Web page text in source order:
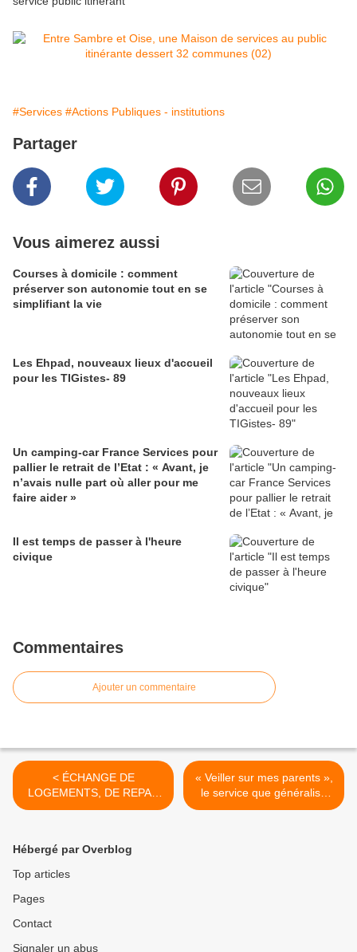
#Services #Actions Publiques - institutions
Partager
Vous aimerez aussi
Courses à domicile : comment
préserver son autonomie tout en se
simplifiant la vie
Les Ehpad, nouveaux lieux d'accueil
pour les TIGistes- 89
Un camping-car France Services pour
pallier le retrait de l’Etat : « Avant, je
n’avais nulle part où aller pour me
faire aider »
Il est temps de passer à l'heure
civique
Commentaires
Ajouter un commentaire
< ÉCHANGE DE
LOGEMENTS, DE REPAS
ET DE COMPÉTENCES :
BOOM
« Veiller sur mes parents »,
le service que généralise
La Poste, inquiète les
Hébergé par Overblog
Top articles
Pages
Contact
Signaler un abus